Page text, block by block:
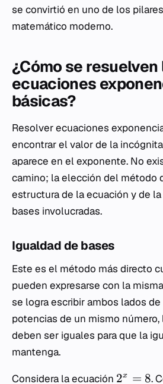
se convirtió en uno de los
matemático moderno.
¿Cómo se resuelven
ecuaciones
básicas?
Resolver ecuaciones
encontrar el valor de la
aparece en el exponente. No
camino; la elección del método
estructura de la ecuación y de
bases involucradas.
Igualdad de bases
Este es el método más directo
pueden expresarse con la
se logra escribir ambos lados
potencias de un mismo
deben ser iguales para que la
mantenga.
Considera la ecuación 2x = 8.